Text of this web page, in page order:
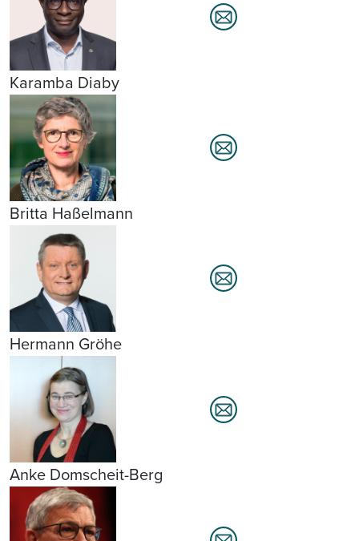
Karamba Diaby
Britta Haßelmann
Hermann Gröhe
Anke Domscheit-Berg